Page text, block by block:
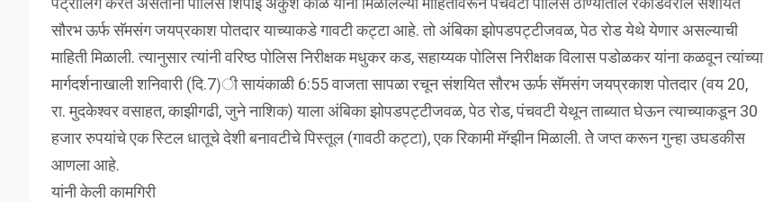
सौरभ ऊर्फ सॅमसंग जयप्रकाश पोतदार याच्याकडे गावटी कट्टा आहे. तो अंबिका झोपडपट्टीजवळ, पेठ रोड येथे येणार असल्याची
माहिती मिळाली. त्यानुसार त्यांनी वरिष्ठ पोलिस निरीक्षक मधुकर कड, सहाय्यक पोलिस निरीक्षक विलास पडोळकर यांना कळवून त्यांच्या
मार्गदर्शनाखाली शनिवारी (दि.7)ी सायंकाळी 6:55 वाजता सापळा रचून संशयित सौरभ ऊर्फ सॅमसंग जयप्रकाश पोतदार (वय 20,
रा. मुदकेश्वर वसाहत, काझीगढी, जुने नाशिक) याला अंबिका झोपडपट्टीजवळ, पेठ रोड, पंचवटी येथून ताब्यात घेऊन त्याच्याकडून 30
हजार रुपयांचे एक स्टिल धातूचे देशी बनावटीचे पिस्तूल (गावठी कट्टा), एक रिकामी मॅग्झीन मिळाली. तेे जप्त करून गुन्हा उघडकीस
आणला आहे.
यांनी केली कामगिरी